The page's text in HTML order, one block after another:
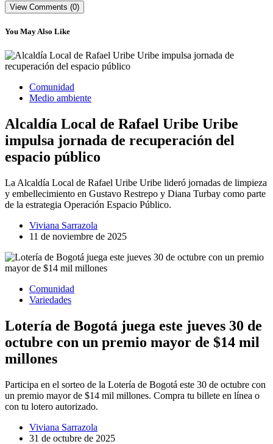
View Comments (0)
You May Also Like
Comunidad
Medio ambiente
Alcaldía Local de Rafael Uribe Uribe
impulsa jornada de recuperación del
espacio público
La Alcaldía Local de Rafael Uribe Uribe lideró jornadas de limpieza
y embellecimiento en Gustavo Restrepo y Diana Turbay como parte
de la estrategia Operación Espacio Público.
Viviana Sarrazola
11 de noviembre de 2025
Comunidad
Variedades
Lotería de Bogotá juega este jueves 30 de
octubre con un premio mayor de $14 mil
millones
Participa en el sorteo de la Lotería de Bogotá este 30 de octubre con
un premio mayor de $14 mil millones. Compra tu billete en línea o
con tu lotero autorizado.
Viviana Sarrazola
31 de octubre de 2025